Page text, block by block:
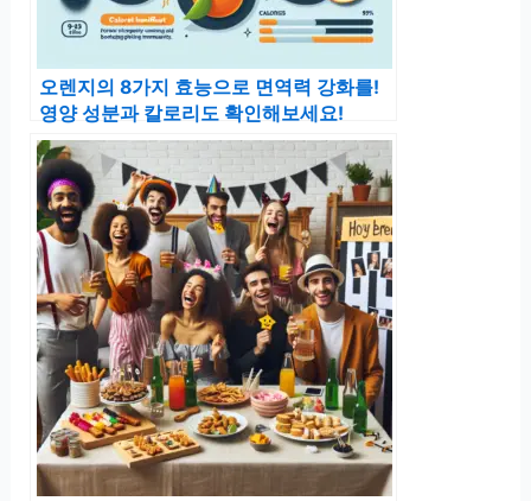
오렌지의 8가지 효능으로 면역력 강화를!
영양 성분과 칼로리도 확인해보세요!